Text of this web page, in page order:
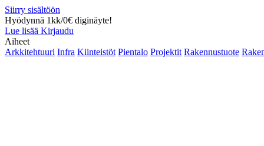
Siirry sisältöön
Hyödynnä 1kk/0€ diginäyte!
Lue lisää Kirjaudu
Aiheet
Arkkitehtuuri Infra Kiinteistöt Pientalo Projektit Rakennustuote